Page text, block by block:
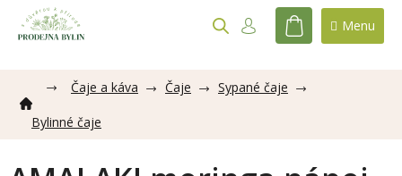
obsah
NÁKUPNÍ
Čaje a káva Čaje Sypané čaje
Bylinné čaje